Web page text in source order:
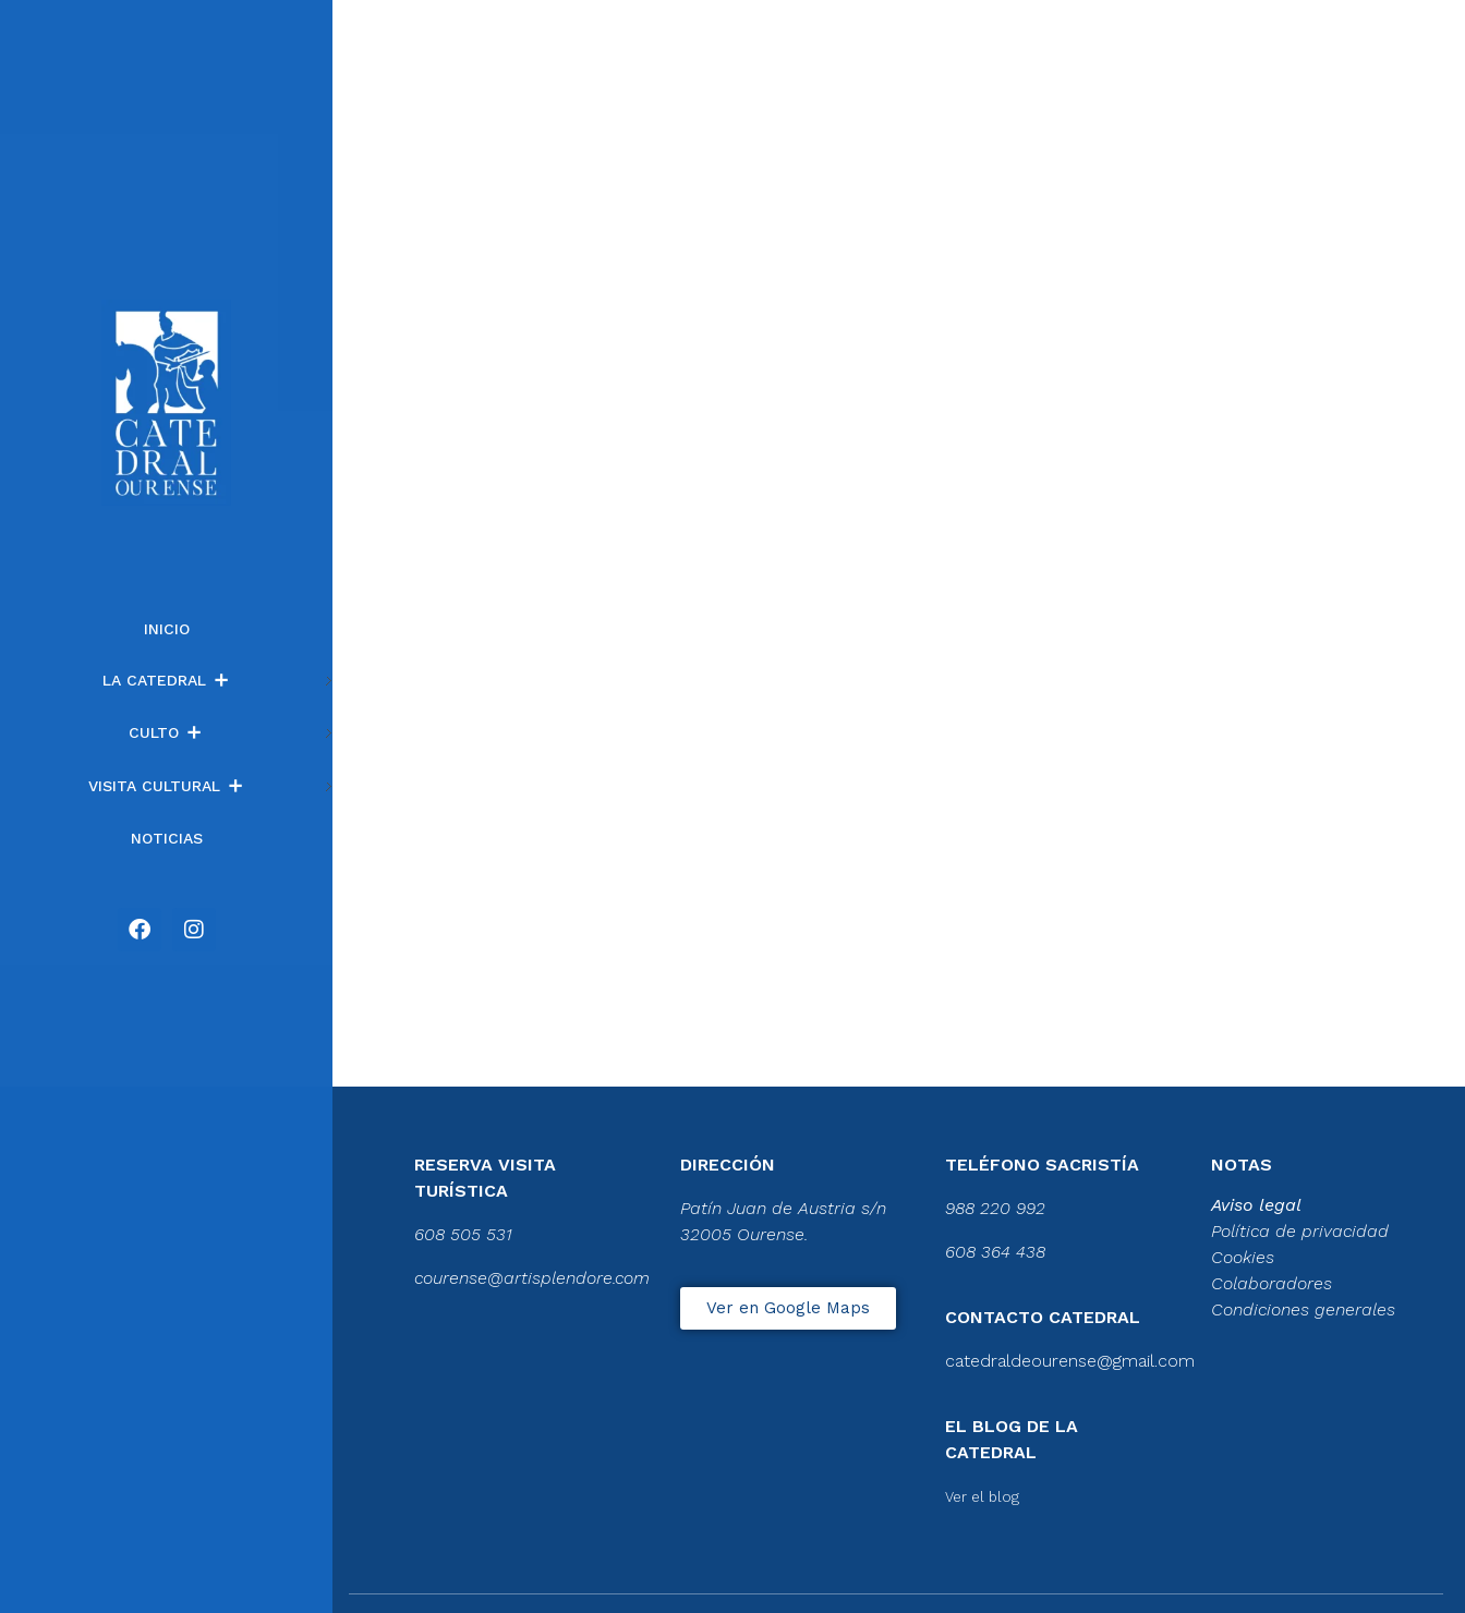
INICIO
LA CATEDRAL
CULTO
VISITA CULTURAL
NOTICIAS
RESERVA VISITA
TURÍSTICA
608 505 531
courense@artisplendore.com
DIRECCIÓN
Patín Juan de Austria s/n
32005 Ourense.
Ver en Google Maps
TELÉFONO SACRISTÍA
988 220 992
608 364 438
CONTACTO CATEDRAL
catedraldeourense@gmail.com
EL BLOG DE LA
CATEDRAL
Ver el blog
NOTAS
Aviso legal
Política de privacidad
Cookies
Colaboradores
Condiciones generales